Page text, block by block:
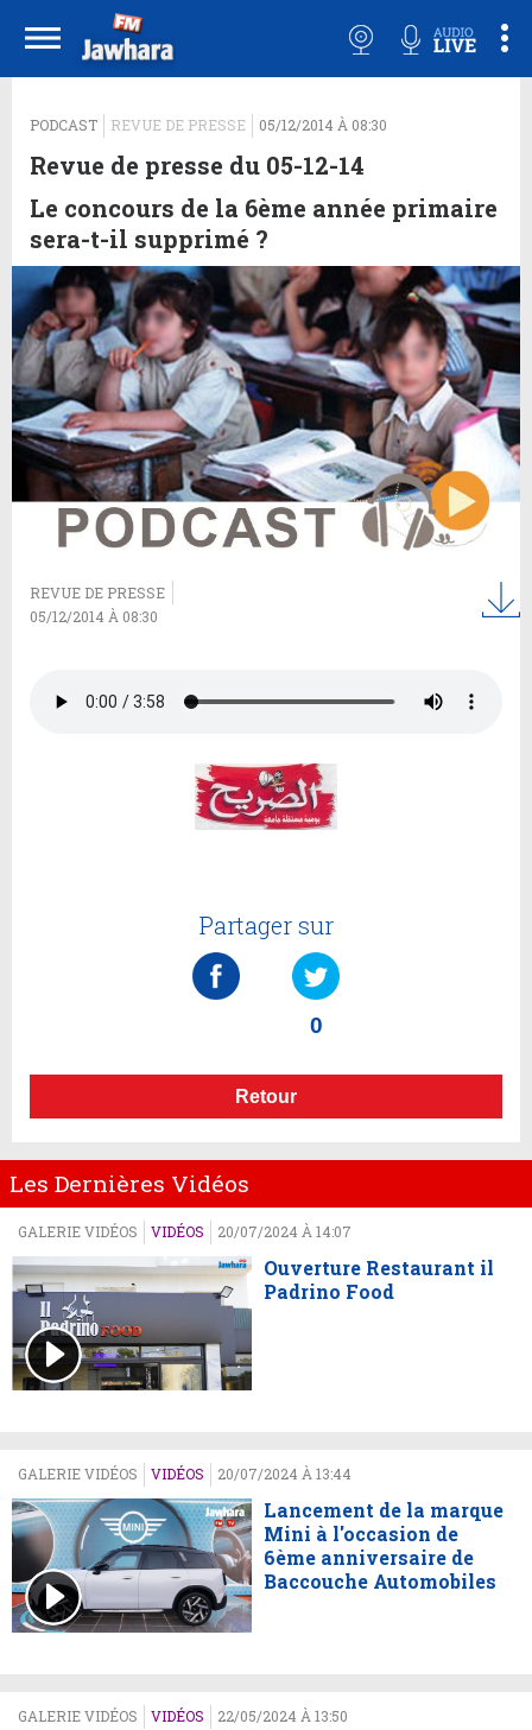
PODCAST REVUE DE PRESSE 05/12/2014 À 08:30
Revue de presse du 05-12-14
Le concours de la 6ème année primaire
sera-t-il supprimé ?
REVUE DE PRESSE
05/12/2014 À 08:30
Partager sur
0
Retour
Les Dernières Vidéos
GALERIE VIDÉOS VIDÉOS 20/07/2024 À 14:07
Ouverture Restaurant il
Padrino Food
GALERIE VIDÉOS VIDÉOS 20/07/2024 À 13:44
Lancement de la marque
Mini à l'occasion de
6ème anniversaire de
Baccouche Automobiles
GALERIE VIDÉOS VIDÉOS 22/05/2024 À 13:50